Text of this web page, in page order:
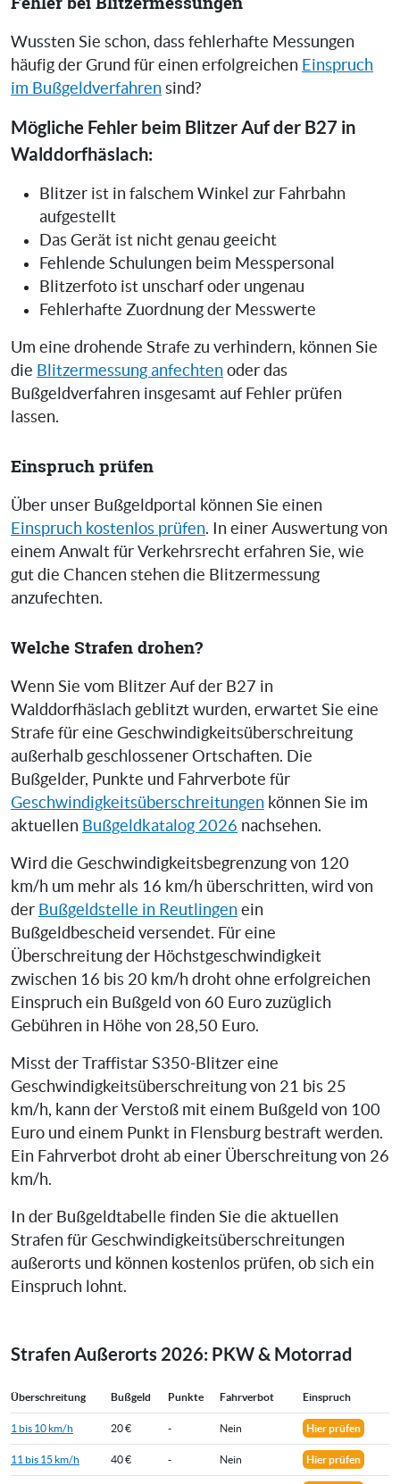
Wussten Sie schon, dass fehlerhafte Messungen
häufig der Grund für einen erfolgreichen Einspruch
im Bußgeldverfahren sind?
Mögliche Fehler beim Blitzer Auf der B27 in
Walddorfhäslach:
Blitzer ist in falschem Winkel zur Fahrbahn
aufgestellt
Das Gerät ist nicht genau geeicht
Fehlende Schulungen beim Messpersonal
Blitzerfoto ist unscharf oder ungenau
Fehlerhafte Zuordnung der Messwerte
Um eine drohende Strafe zu verhindern, können Sie
die Blitzermessung anfechten oder das
Bußgeldverfahren insgesamt auf Fehler prüfen
lassen.
Einspruch prüfen
Über unser Bußgeldportal können Sie einen
Einspruch kostenlos prüfen. In einer Auswertung von
einem Anwalt für Verkehrsrecht erfahren Sie, wie
gut die Chancen stehen die Blitzermessung
anzufechten.
Welche Strafen drohen?
Wenn Sie vom Blitzer Auf der B27 in
Walddorfhäslach geblitzt wurden, erwartet Sie eine
Strafe für eine Geschwindigkeitsüberschreitung
außerhalb geschlossener Ortschaften. Die
Bußgelder, Punkte und Fahrverbote für
Geschwindigkeitsüberschreitungen können Sie im
aktuellen Bußgeldkatalog 2026 nachsehen.
Wird die Geschwindigkeitsbegrenzung von 120
km/h um mehr als 16 km/h überschritten, wird von
der Bußgeldstelle in Reutlingen ein
Bußgeldbescheid versendet. Für eine
Überschreitung der Höchstgeschwindigkeit
zwischen 16 bis 20 km/h droht ohne erfolgreichen
Einspruch ein Bußgeld von 60 Euro zuzüglich
Gebühren in Höhe von 28,50 Euro.
Misst der Traffistar S350-Blitzer eine
Geschwindigkeitsüberschreitung von 21 bis 25
km/h, kann der Verstoß mit einem Bußgeld von 100
Euro und einem Punkt in Flensburg bestraft werden.
Ein Fahrverbot droht ab einer Überschreitung von 26
km/h.
In der Bußgeldtabelle finden Sie die aktuellen
Strafen für Geschwindigkeitsüberschreitungen
außerorts und können kostenlos prüfen, ob sich ein
Einspruch lohnt.
Strafen Außerorts 2026: PKW & Motorrad
Überschreitung Bußgeld Punkte Fahrverbot Einspruch
1 bis 10 km/h 20 € - Nein Hier prüfen
11 bis 15 km/h 40 € - Nein Hier prüfen